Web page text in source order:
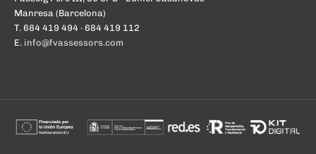
Manresa (Barcelona)
T. 684 419 494 · 684 419 112
E. info@fvassessors.com